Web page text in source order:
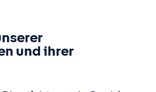
und ihrer